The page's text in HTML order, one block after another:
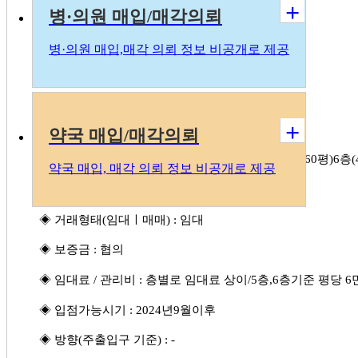
병·의원 매입/매각의뢰
병·의 원 매입,매각 의뢰 정보 비공개로 제공
+
약국 매입/매각의뢰
약국 매입, 매각 의뢰 정보 비공개로 제공
+
◈ 건물규모 : 6층
◈ 해당 층 : 2층 3층 5층 6층
◈ 임대면적(㎡)ㅣ전용면적(㎡) : 2/3층(110평),5층(60평)6층
◈ 거래형태(임대ㅣ매매) : 임대
◈ 보증금 : 협의
◈ 임대료 / 관리비 : 층별로 임대료 상이/5층,6층기준 평당 6
◈ 입점가능시기 : 2024년9월이후
◈ 방향(주출입구 기준) : -